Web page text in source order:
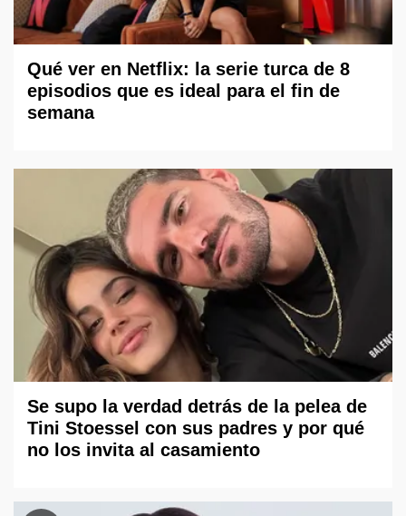
Qué ver en Netflix: la serie turca de 8
episodios que es ideal para el fin de
semana
Se supo la verdad detrás de la pelea de
Tini Stoessel con sus padres y por qué
no los invita al casamiento